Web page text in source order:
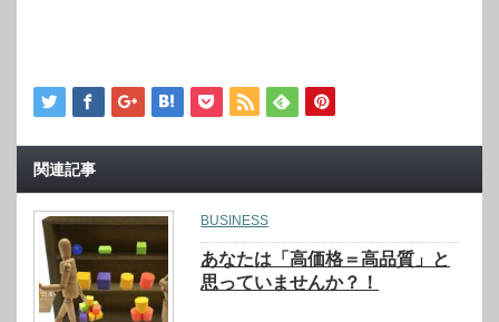
関連記事
BUSINESS
あなたは「高価格＝高品質」と
思っていませんか？！